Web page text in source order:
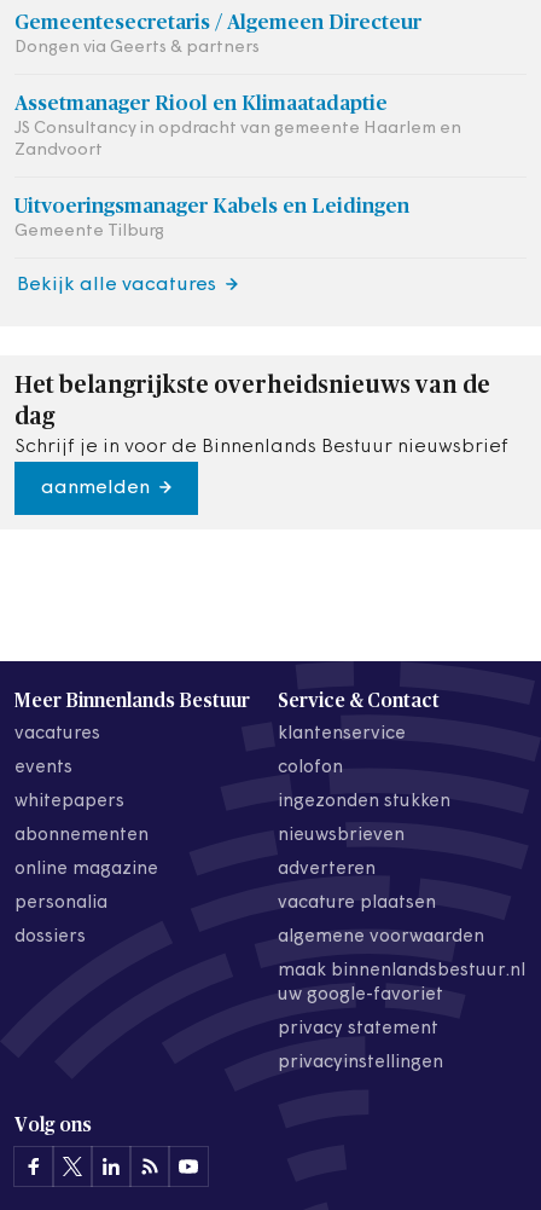
Gemeentesecretaris / Algemeen Directeur
Dongen via Geerts & partners
Assetmanager Riool en Klimaatadaptie
JS Consultancy in opdracht van gemeente Haarlem en
Zandvoort
Uitvoeringsmanager Kabels en Leidingen
Gemeente Tilburg
Bekijk alle vacatures
Het belangrijkste overheidsnieuws van de
dag
Schrijf je in voor de Binnenlands Bestuur nieuwsbrief
aanmelden
Meer Binnenlands Bestuur
vacatures
events
whitepapers
abonnementen
online magazine
personalia
dossiers
Service & Contact
klantenservice
colofon
ingezonden stukken
nieuwsbrieven
adverteren
vacature plaatsen
algemene voorwaarden
maak binnenlandsbestuur.nl
uw google-favoriet
privacy statement
privacyinstellingen
Volg ons